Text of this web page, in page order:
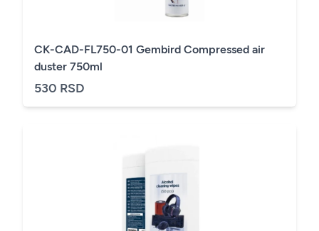
CK-CAD-FL750-01 Gembird Compressed air
duster 750ml
530 RSD